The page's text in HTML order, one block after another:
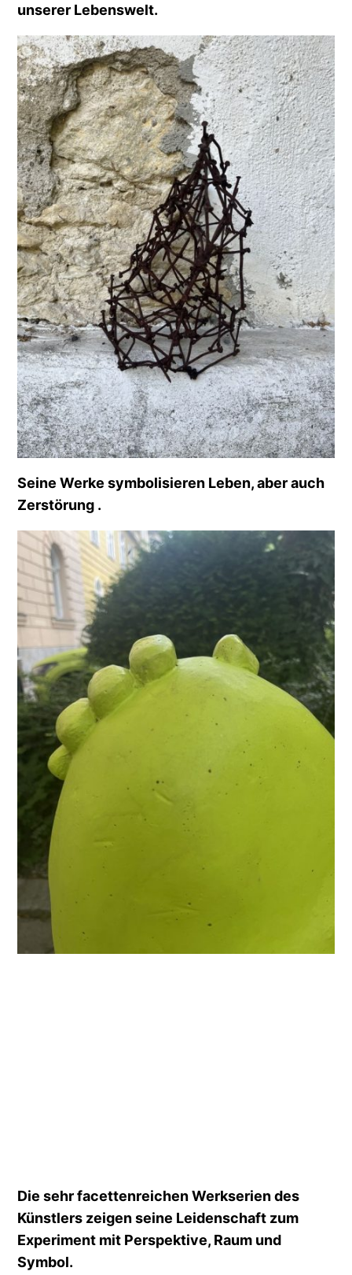
unserer Lebenswelt.
Seine Werke symbolisieren Leben, aber auch
Zerstörung .
Die sehr facettenreichen Werkserien des
Künstlers zeigen seine Leidenschaft zum
Experiment mit Perspektive, Raum und
Symbol.